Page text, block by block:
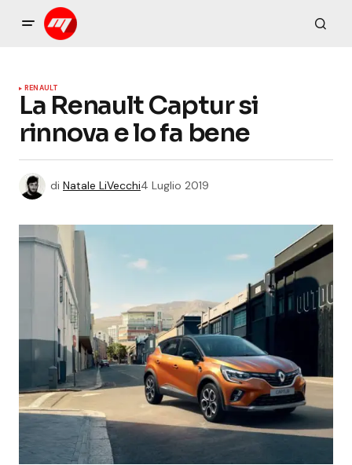
RENAULT
La Renault Captur si
rinnova e lo fa bene
di Natale LiVecchi4 Luglio 2019